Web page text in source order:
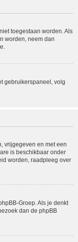
toegestaan worden. Als
worden, neem dan
gebruikerspaneel, volg
vrijgegeven en met een
is beschikbaar onder
worden, raadpleeg over
Groep. Als je denkt
dan de phpBB